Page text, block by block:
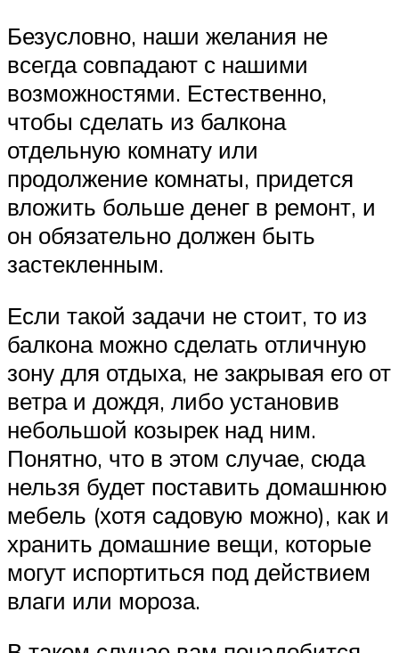
Безусловно, наши желания не
всегда совпадают с нашими
возможностями. Естественно,
чтобы сделать из балкона
отдельную комнату или
продолжение комнаты, придется
вложить больше денег в ремонт, и
он обязательно должен быть
застекленным.
Если такой задачи не стоит, то из
балкона можно сделать отличную
зону для отдыха, не закрывая его от
ветра и дождя, либо установив
небольшой козырек над ним.
Понятно, что в этом случае, сюда
нельзя будет поставить домашнюю
мебель (хотя садовую можно), как и
хранить домашние вещи, которые
могут испортиться под действием
влаги или мороза.